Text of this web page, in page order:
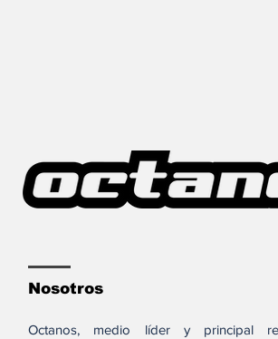
Nosotros
Octanos, medio líder y principal